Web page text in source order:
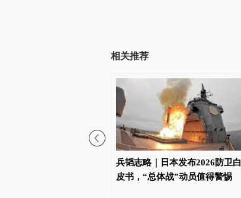
相关推荐
兵韬志略｜日本发布2026防卫白
皮书，“总体战”动员值得警惕